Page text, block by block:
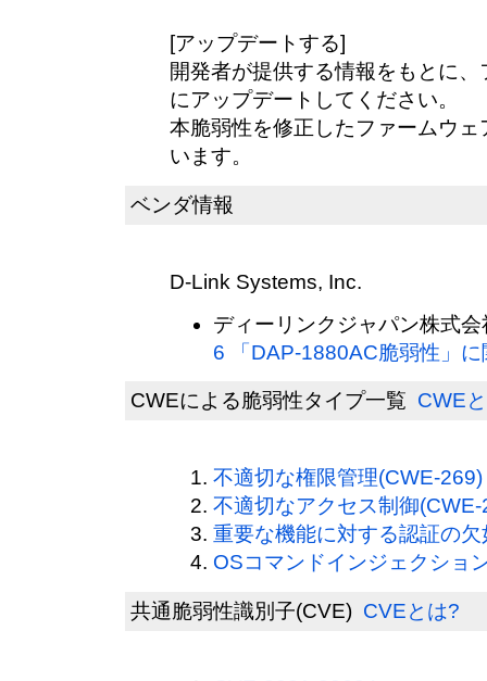
[アップデートする]
開発者が提供する情報をもとに
にアップデートしてください。
本脆弱性を修正したファームウ
います。
ベンダ情報
D-Link Systems, Inc.
ディーリンクジャパン株式
6 「DAP-1880AC脆弱性」
CWEによる脆弱性タイプ一覧 CWE
不適切な権限管理(CWE-269)
不適切なアクセス制御
重要な機能に対する認証の
OSコマンドインジェクショ
共通脆弱性識別子(CVE) CVEとは?